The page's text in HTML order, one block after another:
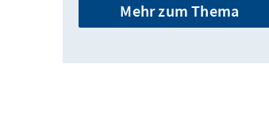
Mehr zum Thema